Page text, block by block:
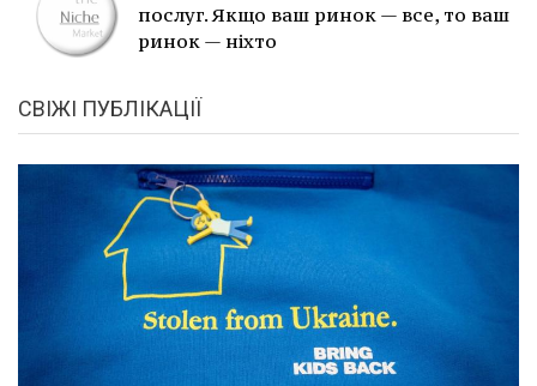
послуг. Якщо ваш ринок — все, то ваш
ринок — ніхто
СВІЖІ ПУБЛІКАЦІЇ